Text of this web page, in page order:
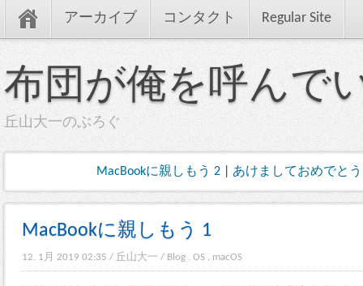
アーカイブ コンタクト Regular Site
布団が俺を呼んで
丘山大一のぶろぐ
MacBookに親しもう 2 あけましておめでと
MacBookに親しもう 1
12. 1月 2019 02:35 / 丘山大一 / Blog . OS . macOS